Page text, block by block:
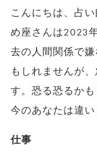
こんにちは、占
め座さんは2023
去の人間関係で
もしれませんが
す。恐る恐るか
今のあなたは違
仕事